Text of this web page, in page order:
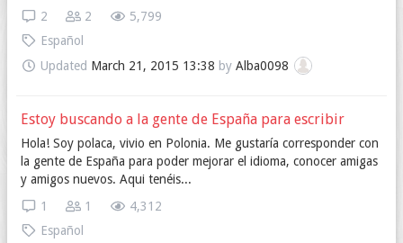
5,799
2
2
Español
Updated March 21, 2015 13:38 by Alba0098
Estoy buscando a la gente de España para escribir
Hola! Soy polaca, vivio en Polonia. Me gustaría corresponder con
la gente de España para poder mejorar el idioma, conocer amigas
y amigos nuevos. Aqui tenéis...
4,312
1
1
Español